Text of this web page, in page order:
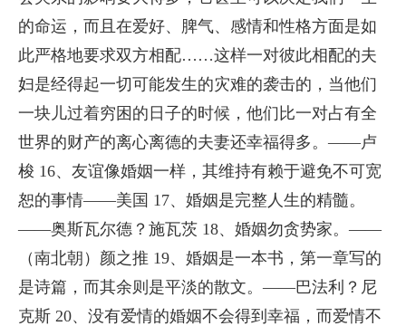
的命运，而且在爱好、脾气、感情和性格方面是如
此严格地要求双方相配……这样一对彼此相配的夫
妇是经得起一切可能发生的灾难的袭击的，当他们
一块儿过着穷困的日子的时候，他们比一对占有全
世界的财产的离心离德的夫妻还幸福得多。——卢
梭 16、友谊像婚姻一样，其维持有赖于避免不可宽
恕的事情——美国 17、婚姻是完整人生的精髓。
——奥斯瓦尔德？施瓦茨 18、婚姻勿贪势家。——
（南北朝）颜之推 19、婚姻是一本书，第一章写的
是诗篇，而其余则是平淡的散文。——巴法利？尼
克斯 20、没有爱情的婚姻不会得到幸福，而爱情不